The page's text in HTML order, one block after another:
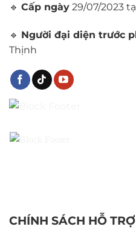
🔹 Cấp ngày 29/07/2023
🔹 Người đại diện trước
Thịnh
CHÍNH SÁCH HỖ TRỢ